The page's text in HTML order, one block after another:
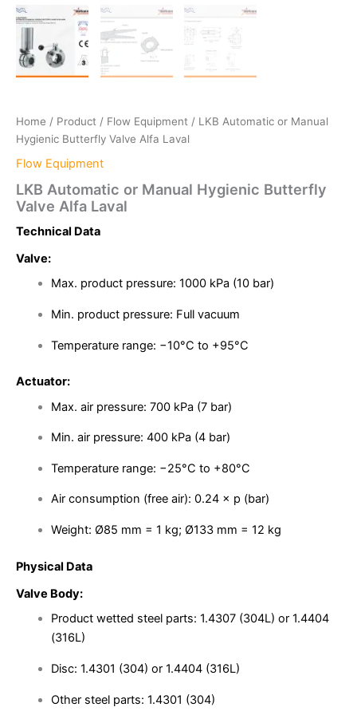
Home / Product / Flow Equipment / LKB Automatic or Manual
Hygienic Butterfly Valve Alfa Laval
Flow Equipment
LKB Automatic or Manual Hygienic Butterfly
Valve Alfa Laval
Technical Data
Valve:
Max. product pressure: 1000 kPa (10 bar)
Min. product pressure: Full vacuum
Temperature range: −10°C to +95°C
Actuator:
Max. air pressure: 700 kPa (7 bar)
Min. air pressure: 400 kPa (4 bar)
Temperature range: −25°C to +80°C
Air consumption (free air): 0.24 × p (bar)
Weight: Ø85 mm = 1 kg; Ø133 mm = 12 kg
Physical Data
Valve Body:
Product wetted steel parts: 1.4307 (304L) or 1.4404
(316L)
Disc: 1.4301 (304) or 1.4404 (316L)
Other steel parts: 1.4301 (304)